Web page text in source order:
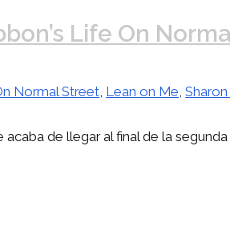
Life On
Normal Street Lean on Me ,
de llegar al final de la